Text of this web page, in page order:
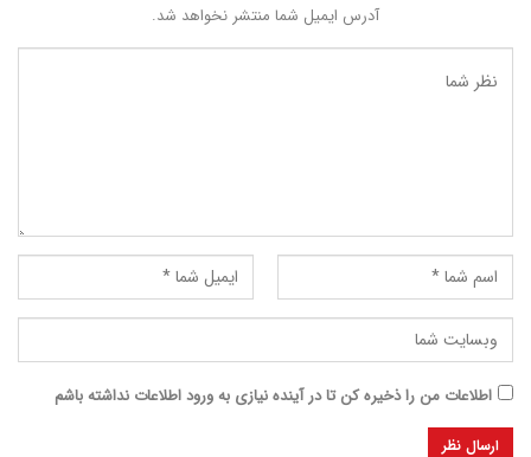
آدرس ایمیل شما منتشر نخواهد شد.
اطلاعات من را ذخیره کن تا در آینده نیازی به ورود اطلاعات نداشته باشم